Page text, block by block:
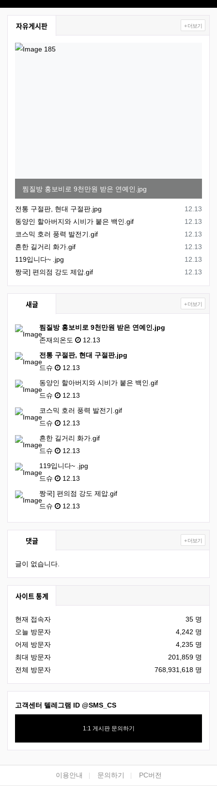
자유게시판 + 더보기
찜질방 홍보비로 9천만원 받은 연예인.jpg
등록일
12.13
전통 구절판, 현대 구절판.jpg
등록일
12.13
동양인 할아버지와 시비가 붙은 백인.gif
등록일
12.13
코스믹 호러 풍력 발전기.gif
등록일
12.13
흔한 길거리 화가.gif
등록일
12.13
119입니다~ .jpg
등록일
12.13
짱국] 편의점 강도 제압.gif
새글 + 더보기
찜질방 홍보비로 9천만원 받은 연예인.jpg
존재의온도
12.13
전통 구절판, 현대 구절판.jpg
드슈
12.13
동양인 할아버지와 시비가 붙은 백인.gif
드슈
12.13
코스믹 호러 풍력 발전기.gif
드슈
12.13
흔한 길거리 화가.gif
드슈
12.13
119입니다~ .jpg
드슈
12.13
짱국] 편의점 강도 제압.gif
드슈
12.13
댓글 + 더보기
글이 없습니다.
사이트 통계
현재 접속자
35 명
오늘 방문자
4,242 명
어제 방문자
4,235 명
최대 방문자
201,859 명
전체 방문자
768,931,618 명
고객센터 텔레그램 ID @SMS_CS
1:1 게시판 문의하기
하단 네비이용안내 문의하기 PC버전